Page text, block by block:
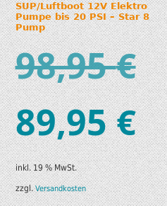
SUP/Luftboot 12V Elektro
Pumpe bis 20 PSI – Star 8
Pump
98,95€
89,95€
inkl. 19 % MwSt.
zzgl.Versandkosten